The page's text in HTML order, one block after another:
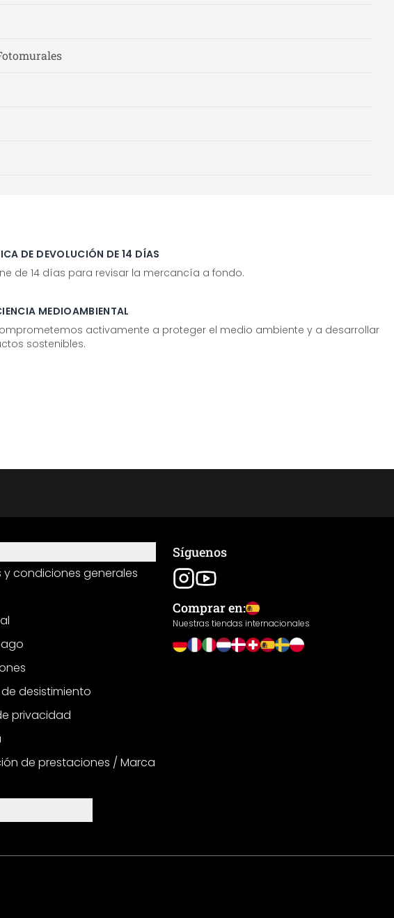
DE DEVOLUCIÓN DE 14 DÍAS
de 14 días para revisar la mercancía a fondo.
MEDIOAMBIENTAL
activamente a proteger el medio ambiente y a desarrollar
sostenibles.
y condiciones generales
desistimiento
privacidad
de prestaciones / Marca
Síguenos
Comprar en:
Nuestras tiendas internacionales